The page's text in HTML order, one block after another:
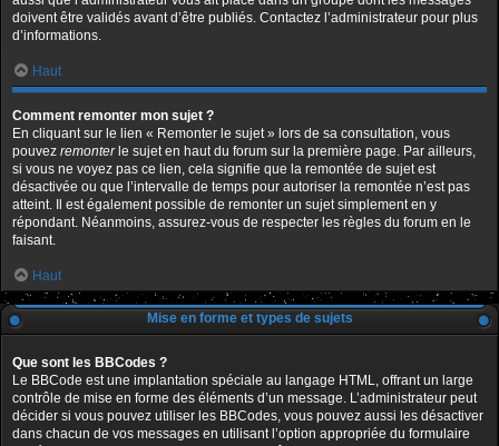
doivent être validés avant d’être publiés. Contactez l’administrateur pour plus
d’informations.
Haut
Comment remonter mon sujet ?
En cliquant sur le lien « Remonter le sujet » lors de sa consultation, vous
pouvez remonterle sujet en haut du forum sur la première page. Par ailleurs,
si vous ne voyez pas ce lien, cela signifie que la remontée de sujet est
désactivée ou que l’intervalle de temps pour autoriser la remontée n’est pas
atteint. Il est également possible de remonter un sujet simplement en y
répondant. Néanmoins, assurez-vous de respecter les règles du forum en le
faisant.
Haut
Mise en forme et types de sujets
Que sont les BBCodes ?
Le BBCode est une implantation spéciale au langage HTML, offrant un large
contrôle de mise en forme des éléments d’un message. L’administrateur peut
décider si vous pouvez utiliser les BBCodes, vous pouvez aussi les désactiver
dans chacun de vos messages en utilisant l’option appropriée du formulaire